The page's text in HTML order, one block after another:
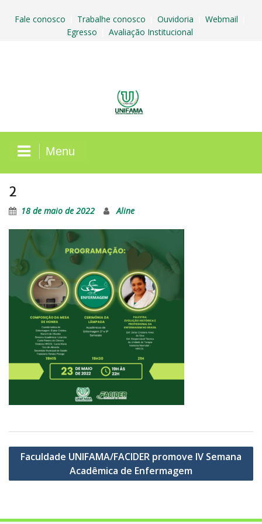
Fale conosco Trabalhe conosco Ouvidoria Webmail
Egresso Avaliação Institucional
Menu
2
18 de maio de 2022 Aline
Navegação
Post
Faculdade UNIFAMA/FACIDER promove IV Semana
Acadêmica de Enfermagem